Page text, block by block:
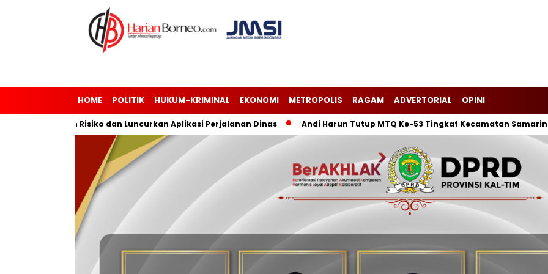
HOME POLITIK HUKUM-KRIMINAL EKONOMI METROPOLIS RAGAM ADVERTORIAL OPINI
Risiko dan Luncurkan Aplikasi Perjalanan Dinas Andi Harun Tutup MTQ Ke-53 Tingkat Kecamatan Samarinda Ilir,